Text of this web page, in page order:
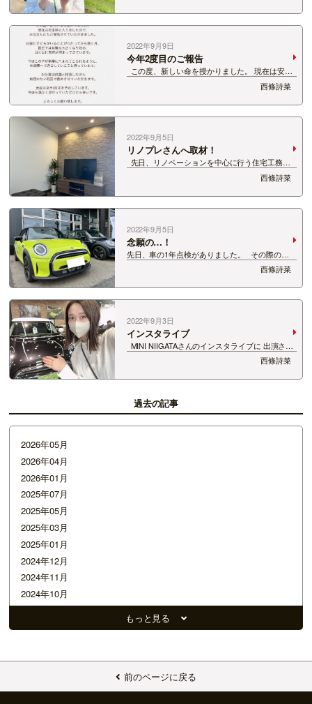
た！ …
2022年9月9日
今年2度目のご報告
この度、新しい命を授かりました。 現在は安定
期に入りましたので、 みなさんにもご報告させて
いただきました。 お腹に子どもがいることがわ
かってから数ヶ月、 最近ではお腹も大きくなり始
め、 日に日…
西條詩菜
2022年9月5日
リノプレさんへ取材！
先日、リノベーションを中心に行う住宅工務店
リノプレさんに取材でお邪魔しました！ 店舗が
モデルルームになっていて、 新築のお家にお邪魔
したみたいでした！ アクセントウォールもい
ろ…
西條詩菜
2022年9月5日
念願の…！
先日、車の1年点検がありました。 その際の代
車が、なんとMINIコンバーチブル…！😳 一度オ
ープンにした状態で 新潟の街を走ってみたいと思
っていたのですが、 こんな形で念願が叶うとは…
☺️💓…
西條詩菜
2022年9月3日
インスタライブ
MINI NIIGATAさんのインスタライブに 出演させ
ていただきました！ 先月、MINIオーナーさん向
けの企画として 愛犬 with MINI フォトコンテスト
が行われ、 その結果を発表する…
西條詩菜
過去の記事
2026年05月
2026年04月
2026年01月
2025年07月
2025年05月
2025年03月
2025年01月
2024年12月
2024年11月
2024年10月
2024年09月
2024年06月
2024年04月
もっと見る
前のページに戻る